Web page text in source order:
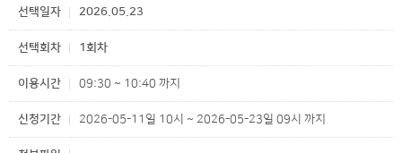
선택일자 2026.05.23
선택회차 1회차
이용시간 09:30 ~ 10:40 까지
신청기간 2026-05-11일 10시 ~ 2026-05-23일 09시 까지